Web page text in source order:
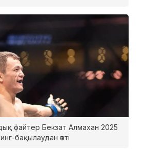
файтер Бекзат Алмахан 2025
бақылаудан өтті